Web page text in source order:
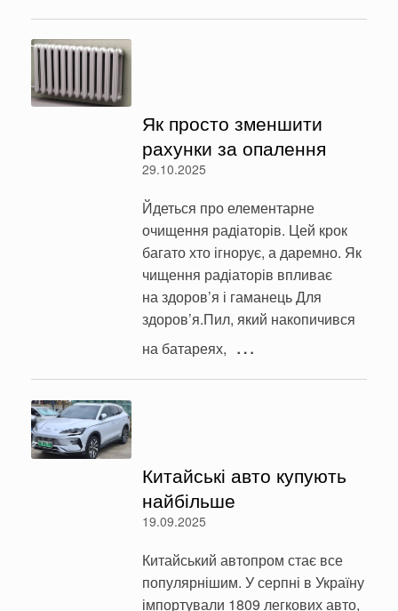
Як просто зменшити
рахунки за опалення
29.10.2025
Йдеться про елементарне
очищення радіаторів. Цей крок
багато хто ігнорує, а даремно. Як
чищення радіаторів впливає
на здоров’я і гаманець Для
здоров’я.Пил, який накопичився
на батареях, …
Китайські авто купують
найбільше
19.09.2025
Китайський автопром стає все
популярнішим. У серпні в Україну
імпортували 1809 легкових авто,